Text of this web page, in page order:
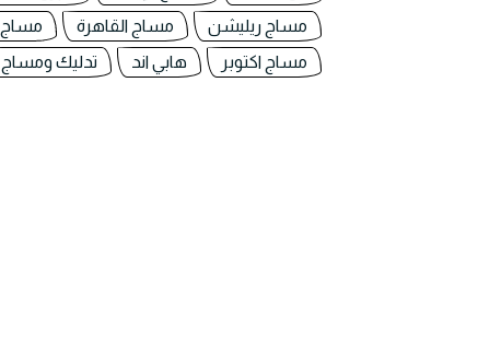
مساج ريليشن
مساج القاهرة مساج
مساج اكتوبر
هابي اند تدليك ومساج